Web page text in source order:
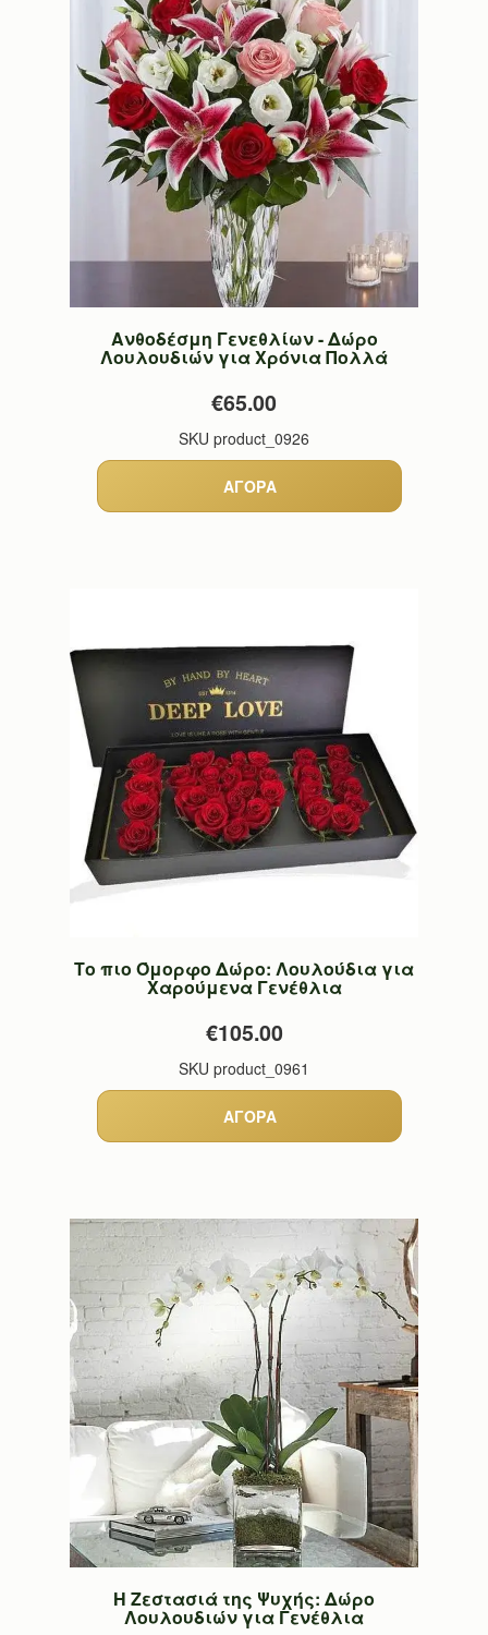
Ανθοδέσμη Γενεθλίων - Δώρο
Λουλουδιών για Χρόνια Πολλά
€65.00
SKU product_0926
Το πιο Όμορφο Δώρο: Λουλούδια για
Χαρούμενα Γενέθλια
€105.00
SKU product_0961
Η Ζεστασιά της Ψυχής: Δώρο
Λουλουδιών για Γενέθλια